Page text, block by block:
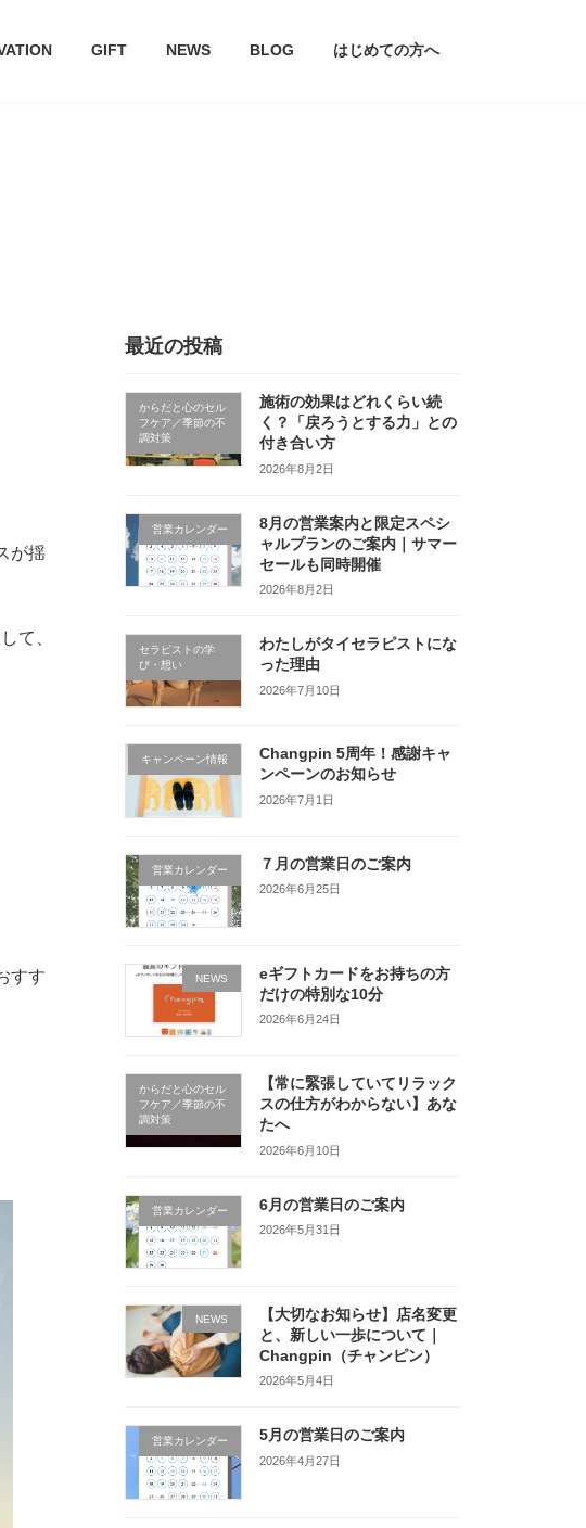
GIFT NEWS BLOG はじめての方へ
が揺
て、
すす
最近の投稿
からだと心のセル
フケア／季節の不
調対策
施術の効果はどれくらい続
く？「戻ろうとする力」との
付き合い方
2026年8月2日
営業カレンダー
8月の営業案内と限定スペシ
ャルプランのご案内｜サマー
セールも同時開催
2026年8月2日
セラピストの学
び・想い
わたしがタイセラピストにな
った理由
2026年7月10日
キャンペーン情報
Changpin 5周年！感謝キャ
ンペーンのお知らせ
2026年7月1日
営業カレンダー ７月の営業日のご案内
2026年6月25日
NEWS
eギフトカードをお持ちの方
だけの特別な10分
2026年6月24日
からだと心のセル
フケア／季節の不
調対策
【常に緊張していてリラック
スの仕方がわからない】あな
たへ
2026年6月10日
営業カレンダー 6月の営業日のご案内
2026年5月31日
NEWS
【大切なお知らせ】店名変更
と、新しい一歩について｜
Changpin（チャンピン）
2026年5月4日
営業カレンダー 5月の営業日のご案内
2026年4月27日